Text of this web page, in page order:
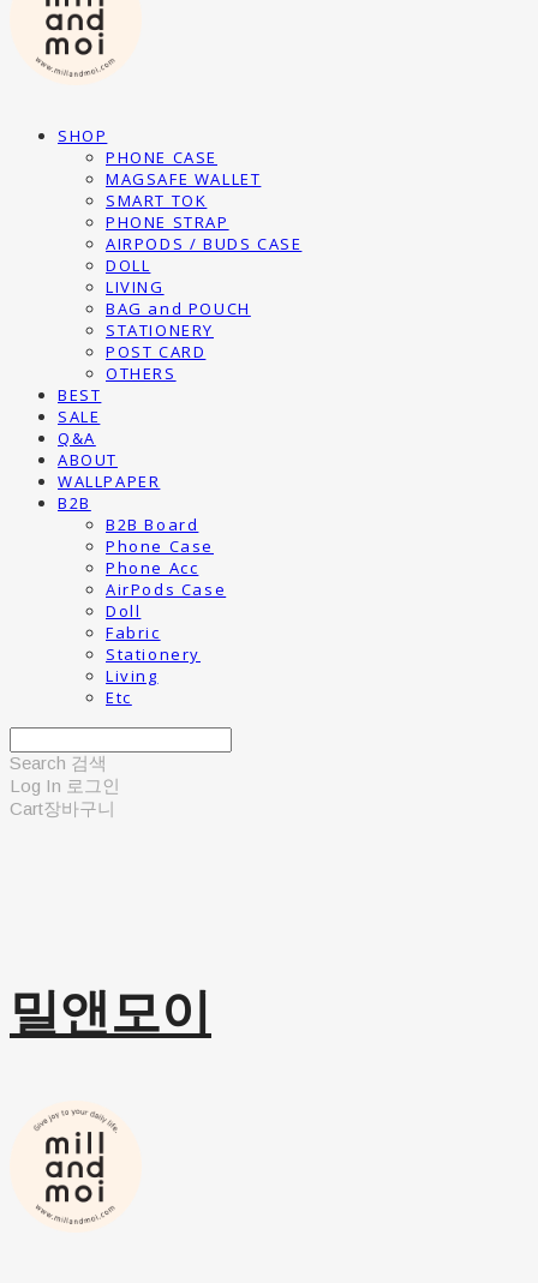
SHOP
PHONE CASE
MAGSAFE WALLET
SMART TOK
PHONE STRAP
AIRPODS / BUDS CASE
DOLL
LIVING
BAG and POUCH
STATIONERY
POST CARD
OTHERS
BEST
SALE
Q&A
ABOUT
WALLPAPER
B2B
B2B Board
Phone Case
Phone Acc
AirPods Case
Doll
Fabric
Stationery
Living
Etc
Search 검색
Log In 로그인
Cart장바구니
밀앤모이